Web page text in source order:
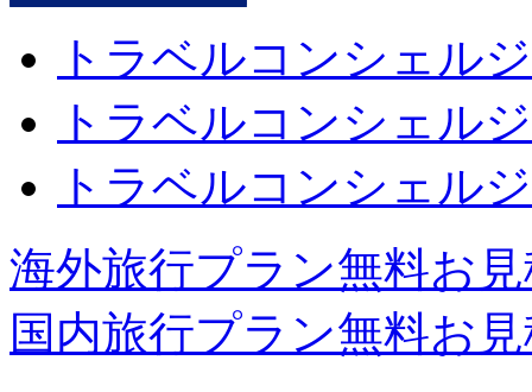
トラベルコンシェル
トラベルコンシェル
トラベルコンシェル
海外旅行プラン無料お
国内旅行プラン無料お